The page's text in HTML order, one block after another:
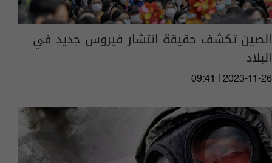
الصين تكشف حقيقة انتشار فيروس جديد في
البلاد
09:41 | 2023-11-26